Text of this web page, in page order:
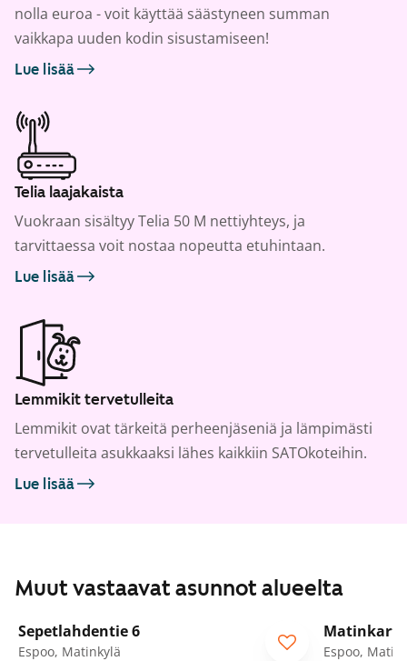
nolla euroa - voit käyttää säästyneen summan
vaikkapa uuden kodin sisustamiseen!
Lue lisää
Telia laajakaista
Vuokraan sisältyy Telia 50 M nettiyhteys, ja
tarvittaessa voit nostaa nopeutta etuhintaan.
Lue lisää
Lemmikit tervetulleita
Lemmikit ovat tärkeitä perheenjäseniä ja lämpimästi
tervetulleita asukkaaksi lähes kaikkiin SATOkoteihin.
Lue lisää
Muut vastaavat asunnot alueelta
Sepetlahdentie 6
Espoo, Matinkylä
ARA
Espoo,